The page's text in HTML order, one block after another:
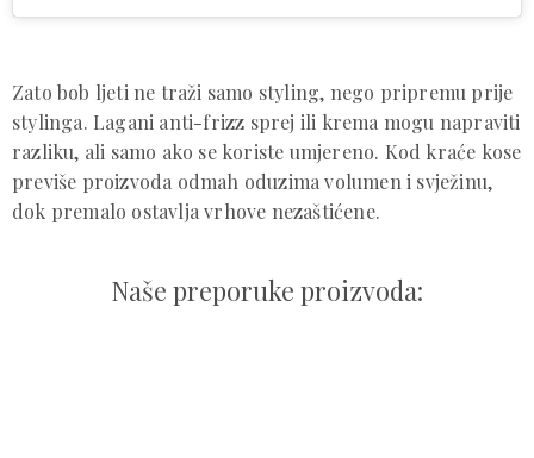
Zato bob ljeti ne traži samo styling, nego pripremu prije
stylinga. Lagani anti-frizz sprej ili krema mogu napraviti
razliku, ali samo ako se koriste umjereno. Kod kraće kose
previše proizvoda odmah oduzima volumen i svježinu,
dok premalo ostavlja vrhove nezaštićene.
Naše preporuke proizvoda: